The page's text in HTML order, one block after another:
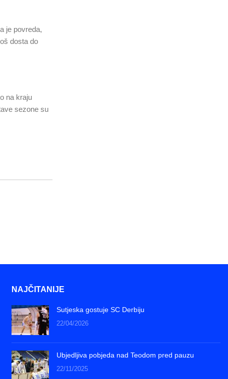
je povreda,
dosta do
na kraju
sezone su
NAJČITANIJE
Sutjeska gostuje SC Derbiju
22/04/2026
Ubjedljiva pobjeda nad Teodom pred pauzu
22/11/2025